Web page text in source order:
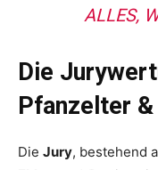
LLES,
Die
Pfanzelter
Die Jury, bestehend